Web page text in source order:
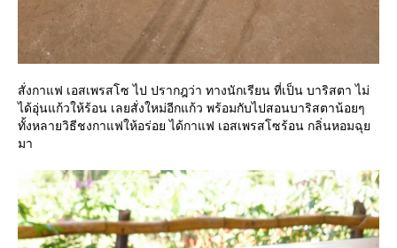
สั่งกาแฟ เอสเพรสโซ ไป ปรากฎว่า ทางนักเรียน ที่เป็น บาริสตา ไม่
ได้อุ่นแก้วให้ร้อน เลยสั่งใหม่อีกแก้ว พร้อมกับไปสอนบาริสตาน้อยๆ
ทั้งหลายวิธีชงกาแฟให้อร่อย ได้กาแฟ เอสเพรสโซร้อน กลิ่นหอมฉุ
มา